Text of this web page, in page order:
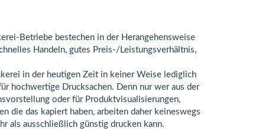
Betriebe bestechen in der Herangehensweise
Handeln, gutes Preis-/Leistungsverhältnis,
in der heutigen Zeit in keiner Weise lediglich
hochwertige Drucksachen. Denn nur wer aus der
oder für Produktvisualisierungen,
die das kapiert haben, arbeiten daher keineswegs
als ausschließlich günstig drucken kann.